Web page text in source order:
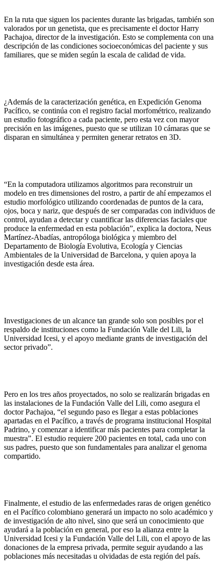
En la ruta que siguen los pacientes durante las brigadas, también son
valorados por un genetista, que es precisamente el doctor Harry
Pachajoa, director de la investigación. Esto se complementa con una
descripción de las condiciones socioeconómicas del paciente y sus
familiares, que se miden según la escala de calidad de vida.
¿Además de la caracterización genética, en Expedición Genoma
Pacífico, se continúa con el registro facial morfométrico, realizando
un estudio fotográfico a cada paciente, pero esta vez con mayor
precisión en las imágenes, puesto que se utilizan 10 cámaras que se
disparan en simultánea y permiten generar retratos en 3D.
“En la computadora utilizamos algoritmos para reconstruir un
modelo en tres dimensiones del rostro, a partir de ahí empezamos el
estudio morfológico utilizando coordenadas de puntos de la cara,
ojos, boca y nariz, que después de ser comparadas con individuos de
control, ayudan a detectar y cuantificar las diferencias faciales que
produce la enfermedad en esta población”, explica la doctora, Neus
Martínez-Abadías, antropóloga biológica y miembro del
Departamento de Biología Evolutiva, Ecología y Ciencias
Ambientales de la Universidad de Barcelona, y quien apoya la
investigación desde esta área.
Investigaciones de un alcance tan grande solo son posibles por el
respaldo de instituciones como la Fundación Valle del Lili, la
Universidad Icesi, y el apoyo mediante grants de investigación del
sector privado”.
Pero en los tres años proyectados, no solo se realizarán brigadas en
las instalaciones de la Fundación Valle del Lili, como asegura el
doctor Pachajoa, “el segundo paso es llegar a estas poblaciones
apartadas en el Pacífico, a través de programa institucional Hospital
Padrino, y comenzar a identificar más pacientes para completar la
muestra”. El estudio requiere 200 pacientes en total, cada uno con
sus padres, puesto que son fundamentales para analizar el genoma
compartido.
Finalmente, el estudio de las enfermedades raras de origen genético
en el Pacífico colombiano generará un impacto no solo académico y
de investigación de alto nivel, sino que será un conocimiento que
ayudará a la población en general, por eso la alianza entre la
Universidad Icesi y la Fundación Valle del Lili, con el apoyo de las
donaciones de la empresa privada, permite seguir ayudando a las
poblaciones más necesitadas u olvidadas de esta región del país.